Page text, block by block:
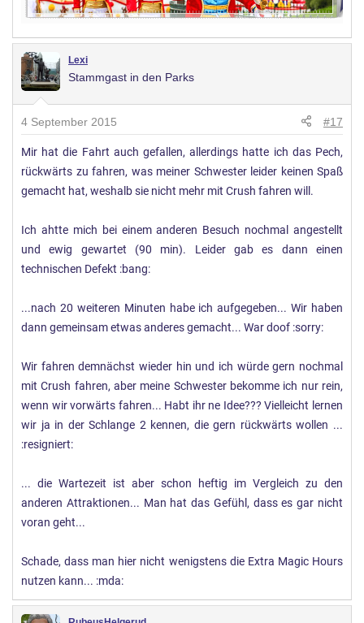
Lexi
Stammgast in den Parks
4 September 2015 #17
Mir hat die Fahrt auch gefallen, allerdings hatte ich das Pech,
rückwärts zu fahren, was meiner Schwester leider keinen Spaß
gemacht hat, weshalb sie nicht mehr mit Crush fahren will.
Ich ahtte mich bei einem anderen Besuch nochmal angestellt
und ewig gewartet (90 min). Leider gab es dann einen
technischen Defekt :bang:
...nach 20 weiteren Minuten habe ich aufgegeben... Wir haben
dann gemeinsam etwas anderes gemacht... War doof :sorry:
Wir fahren demnächst wieder hin und ich würde gern nochmal
mit Crush fahren, aber meine Schwester bekomme ich nur rein,
wenn wir vorwärts fahren... Habt ihr ne Idee??? Vielleicht lernen
wir ja in der Schlange 2 kennen, die gern rückwärts wollen ...
:resigniert:
... die Wartezeit ist aber schon heftig im Vergleich zu den
anderen Attraktionen... Man hat das Gefühl, dass es gar nicht
voran geht...
Schade, dass man hier nicht wenigstens die Extra Magic Hours
nutzen kann... :mda: